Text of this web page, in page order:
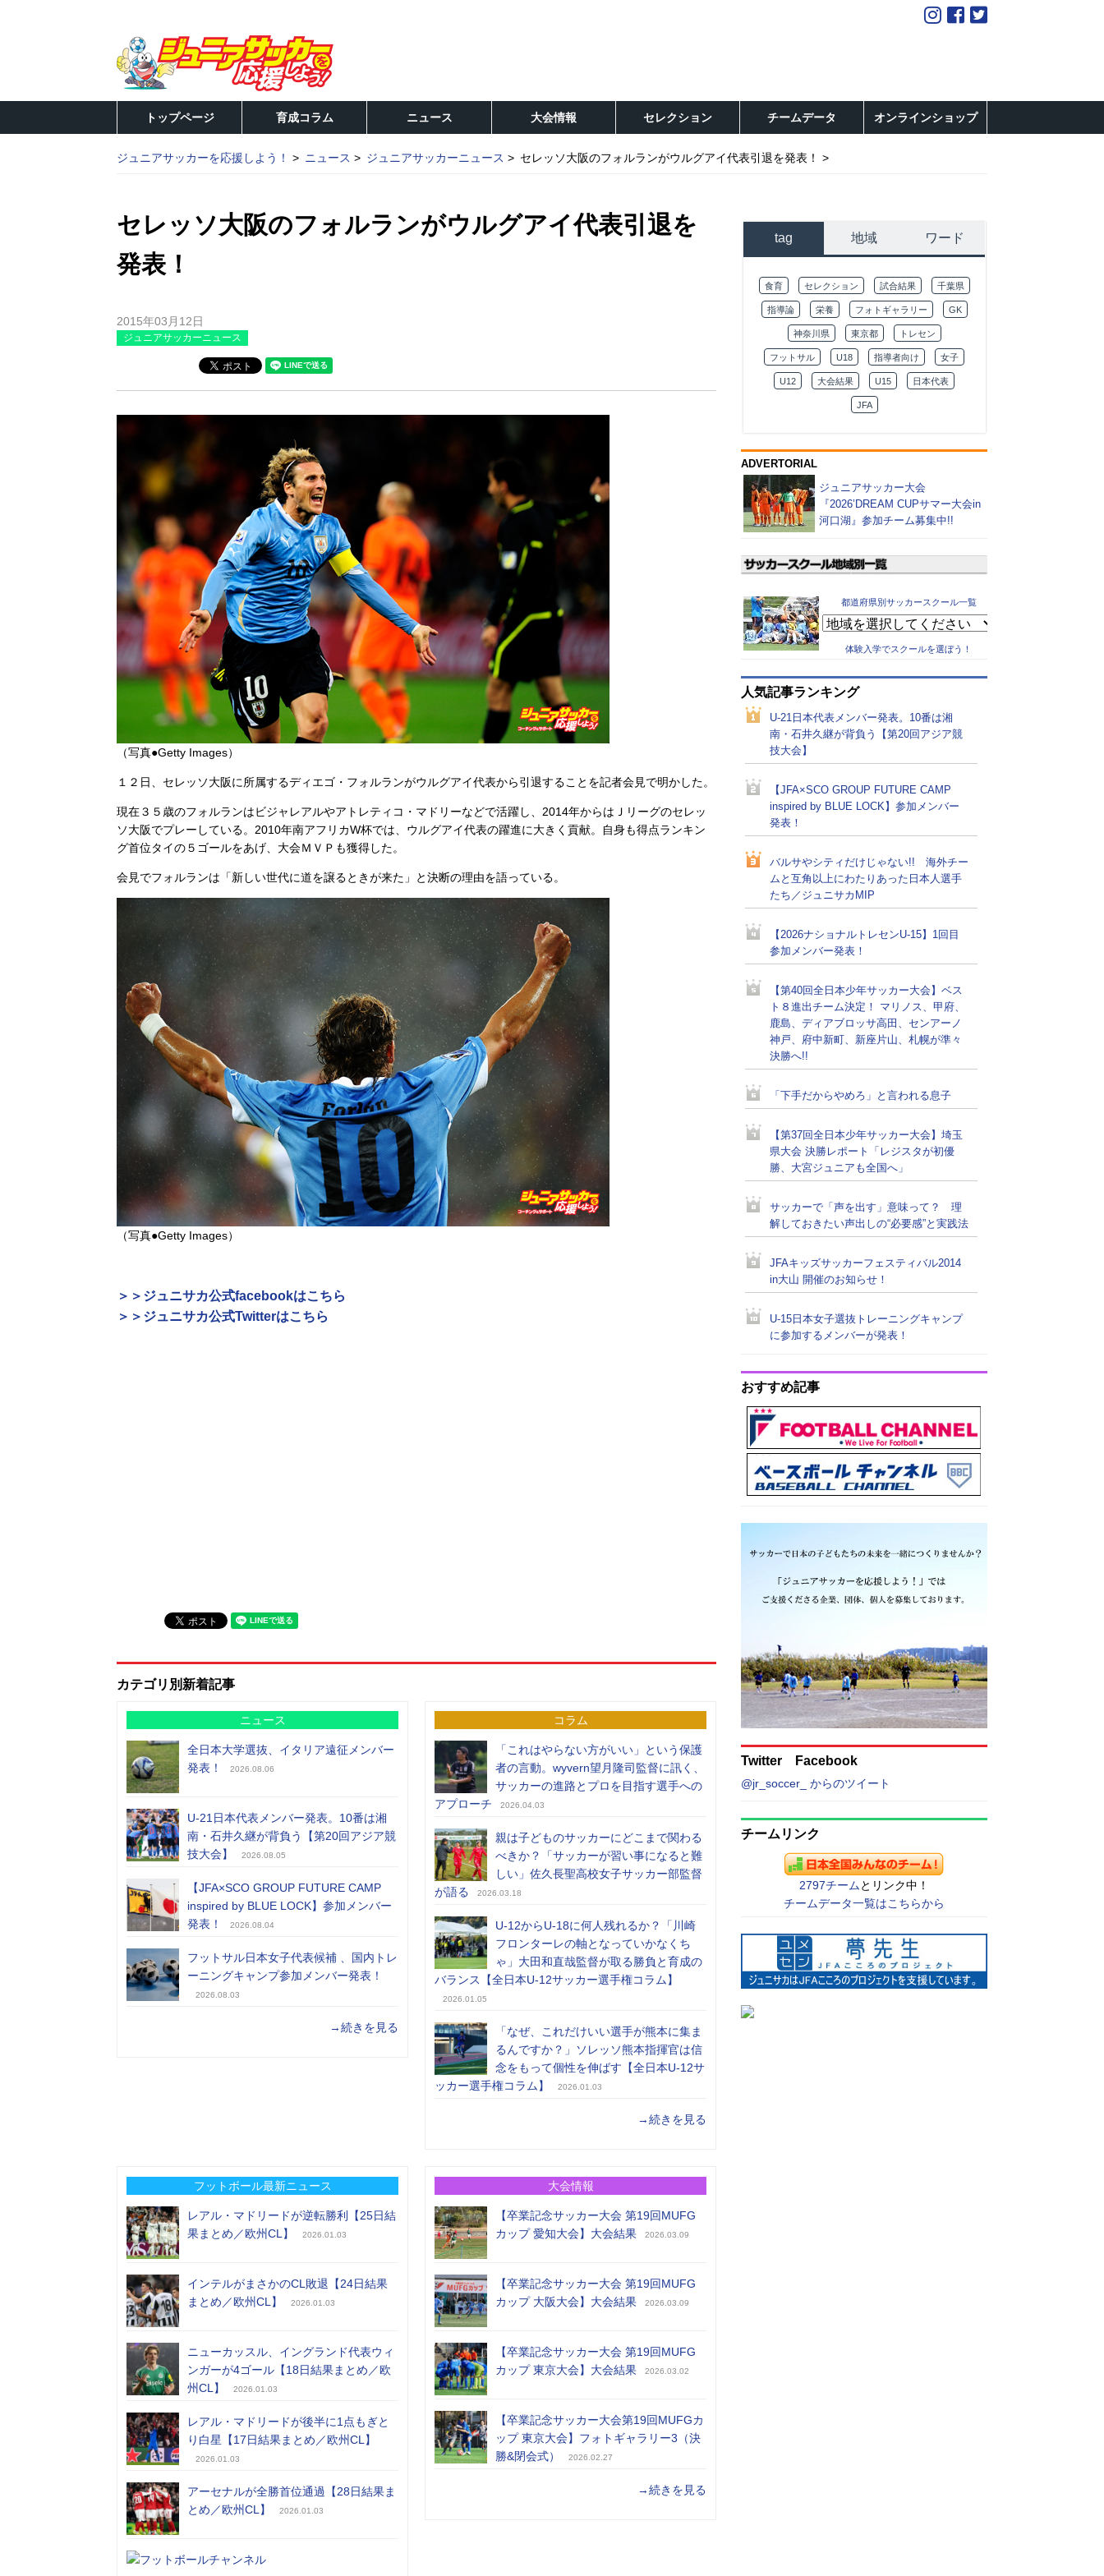
トップページ 育成コラム ニュース 大会情報 セレクション チームデータ オンラインショップ
ジュニアサッカーを応援しよう！ ニュース ジュニアサッカーニュース セレッソ大阪のフォルランがウルグアイ代表引退を発表！
セレッソ大阪のフォルランがウルグアイ代表引退を
発表！
2015年03月12日
ジュニアサッカーニュース
（写真●Getty Images）
１２日、セレッソ大阪に所属するディエゴ・フォルランがウルグアイ代表から引退することを記者会見で明かした。
現在３５歳のフォルランはビジャレアルやアトレティコ・マドリーなどで活躍し、2014年からはＪリーグのセレッ
ソ大阪でプレーしている。2010年南アフリカW杯では、ウルグアイ代表の躍進に大きく貢献。自身も得点ランキン
グ首位タイの５ゴールをあげ、大会ＭＶＰも獲得した。
会見でフォルランは「新しい世代に道を譲るときが来た」と決断の理由を語っている。
（写真●Getty Images）
＞＞ジュニサカ公式facebookはこちら
＞＞ジュニサカ公式Twitterはこちら
カテゴリ別新着記事
ニュース
全日本大学選抜、イタリア遠征メンバー
発表！
2026.08.06
U-21日本代表メンバー発表。10番は湘
南・石井久継が背負う【第20回アジア競
技大会】
2026.08.05
【JFA×SCO GROUP FUTURE CAMP
inspired by BLUE LOCK】参加メンバー
発表！
2026.08.04
フットサル日本女子代表候補 、国内トレ
ーニングキャンプ参加メンバー発表！
2026.08.03
→続きを見る
コラム
「これはやらない方がいい」という保護
者の言動。wyvern望月隆司監督に訊く、
サッカーの進路とプロを目指す選手への
アプローチ
2026.04.03
親は子どものサッカーにどこまで関わる
べきか？「サッカーが習い事になると難
しい」佐久長聖高校女子サッカー部監督
が語る
2026.03.18
U-12からU-18に何人残れるか？「川崎
フロンターレの軸となっていかなくち
ゃ」大田和直哉監督が取る勝負と育成の
バランス【全日本U-12サッカー選手権コラム】
2026.01.05
「なぜ、これだけいい選手が熊本に集ま
るんですか？」ソレッソ熊本指揮官は信
念をもって個性を伸ばす【全日本U-12サ
ッカー選手権コラム】
2026.01.03
→続きを見る
フットボール最新ニュース
レアル・マドリードが逆転勝利【25日結
果まとめ／欧州CL】
2026.01.03
インテルがまさかのCL敗退【24日結果
まとめ／欧州CL】
2026.01.03
ニューカッスル、イングランド代表ウィ
ンガーが4ゴール【18日結果まとめ／欧
州CL】
2026.01.03
レアル・マドリードが後半に1点もぎと
り白星【17日結果まとめ／欧州CL】
2026.01.03
アーセナルが全勝首位通過【28日結果ま
とめ／欧州CL】
2026.01.03
大会情報
【卒業記念サッカー大会 第19回MUFG
カップ 愛知大会】大会結果
2026.03.09
【卒業記念サッカー大会 第19回MUFG
カップ 大阪大会】大会結果
2026.03.09
【卒業記念サッカー大会 第19回MUFG
カップ 東京大会】大会結果
2026.03.02
【卒業記念サッカー大会第19回MUFGカ
ップ 東京大会】フォトギャラリー3（決
勝&閉会式）
2026.02.27
→続きを見る
tag 地域 ワード
食育 セレクション 試合結果 千葉県
指導論 栄養 フォトギャラリー GK
神奈川県 東京都 トレセン
フットサル U18 指導者向け 女子
U12 大会結果 U15 日本代表
JFA
ADVERTORIAL
ジュニアサッカー大会
『2026’DREAM CUPサマー大会in
河口湖』参加チーム募集中!!
都道府県別サッカースクール一覧
体験入学でスクールを選ぼう！
人気記事ランキング
U-21日本代表メンバー発表。10番は湘
南・石井久継が背負う【第20回アジア競
技大会】
【JFA×SCO GROUP FUTURE CAMP
inspired by BLUE LOCK】参加メンバー
発表！
バルサやシティだけじゃない!! 海外チー
ムと互角以上にわたりあった日本人選手
たち／ジュニサカMIP
【2026ナショナルトレセンU-15】1回目
参加メンバー発表！
【第40回全日本少年サッカー大会】ベス
ト８進出チーム決定！ マリノス、甲府、
鹿島、ディアブロッサ高田、センアーノ
神戸、府中新町、新座片山、札幌が準々
決勝へ!!
「下手だからやめろ」と言われる息子
【第37回全日本少年サッカー大会】埼玉
県大会 決勝レポート「レジスタが初優
勝、大宮ジュニアも全国へ」
サッカーで「声を出す」意味って？ 理
解しておきたい声出しの“必要感”と実践法
JFAキッズサッカーフェスティバル2014
in大山 開催のお知らせ！
U-15日本女子選抜トレーニングキャンプ
に参加するメンバーが発表！
おすすめ記事
Twitter Facebook
@jr_soccer_ からのツイート
チームリンク
2797チーム とリンク中！
チームデータ一覧はこちらから